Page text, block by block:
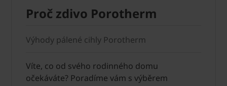
Proč zdivo Porotherm
Výhody pálené cihly Porotherm
Víte, co od svého rodinného domu
očekáváte? Poradíme vám s výběrem